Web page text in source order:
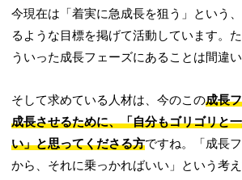
今現在は「着実に急成長を狙う」という
るような目標を掲げて活動しています。
ういった成長フェーズにあることは間違い
そして求めている人材は、今のこの成長
成長させるために、「自分もゴリゴリと
い」と思ってくださる方ですね。「成長
から、それに乗っかればいい」という考